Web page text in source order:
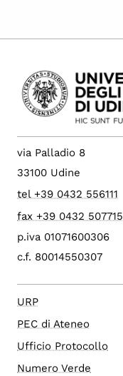
via Palladio 8
33100 Udine
tel +39 0432 556111
fax +39 0432 507715
p.iva 01071600306
c.f. 80014550307
URP
PEC di Ateneo
Ufficio Protocollo
Numero Verde